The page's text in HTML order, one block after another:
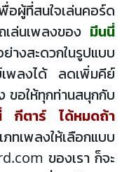
ผู้ที่สนใจเล่นคอร์ด
ล่นเพลงของ มีนนี่
างสะดวกในรูปแบบ
พลงได้ ลดเพิ่มคีย์
ขอให้ทุกท่านสนุกกับ
กีตาร์ ได้หมดถ้า
เพลงให้เลือกแบบ
ของเรา ก็จะ